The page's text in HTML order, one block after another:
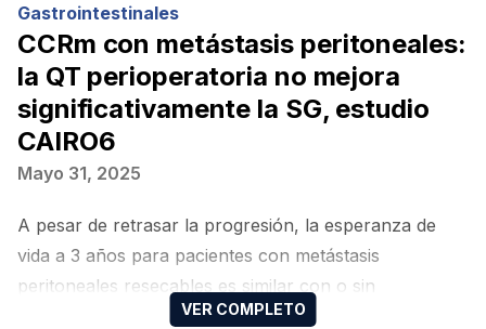
Gastrointestinales
CCRm con metástasis peritoneales:
la QT perioperatoria no mejora
significativamente la SG, estudio
CAIRO6
Mayo 31, 2025
A pesar de retrasar la progresión, la esperanza de
vida a 3 años para pacientes con metástasis
peritoneales resecables es similar con o sin
quimioterapia adicional